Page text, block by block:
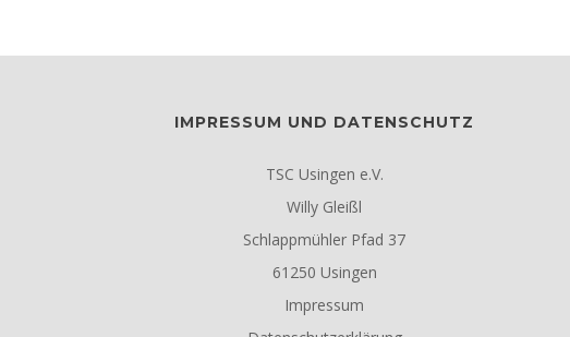
IMPRESSUM UND DATENSCHUTZ
TSC Usingen e.V.
Willy Gleißl
Schlappmühler Pfad 37
61250 Usingen
Impressum